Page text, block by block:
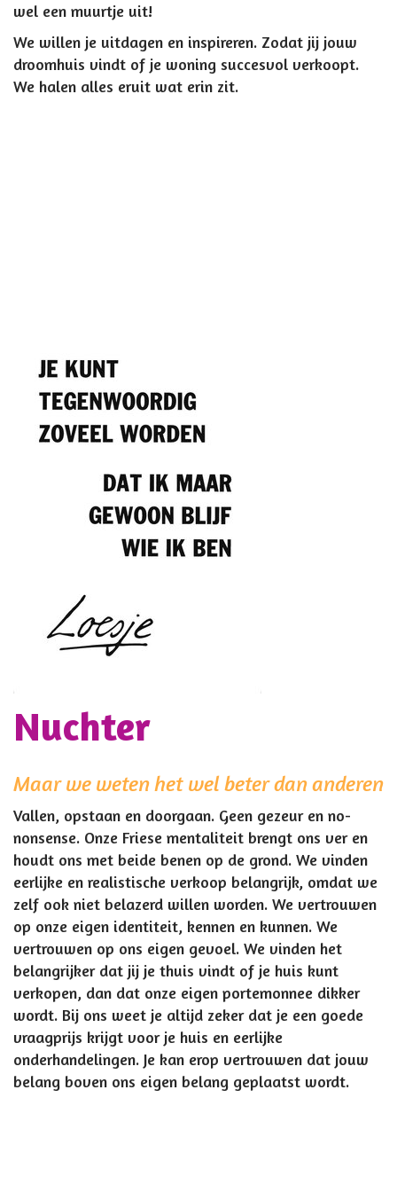
wel een muurtje uit!
We willen je uitdagen en inspireren. Zodat jij jouw
droomhuis vindt of je woning succesvol verkoopt.
We halen alles eruit wat erin zit.
Nuchter
Maar we weten het wel beter dan anderen
Vallen, opstaan en doorgaan. Geen gezeur en no-
nonsense. Onze Friese mentaliteit brengt ons ver en
houdt ons met beide benen op de grond. We vinden
eerlijke en realistische verkoop belangrijk, omdat we
zelf ook niet belazerd willen worden. We vertrouwen
op onze eigen identiteit, kennen en kunnen. We
vertrouwen op ons eigen gevoel. We vinden het
belangrijker dat jij je thuis vindt of je huis kunt
verkopen, dan dat onze eigen portemonnee dikker
wordt. Bij ons weet je altijd zeker dat je een goede
vraagprijs krijgt voor je huis en eerlijke
onderhandelingen. Je kan erop vertrouwen dat jouw
belang boven ons eigen belang geplaatst wordt.